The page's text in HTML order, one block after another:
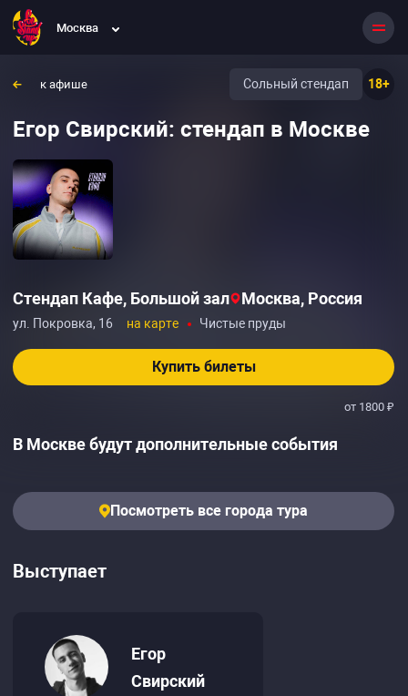
Москва
к афише 18+
Сольный стендап
Егор Свирский: стендап в Москве
Стендап Кафе, Большой зал Москва, Россия
ул. Покровка, 16 на карте Чистые пруды
Купить билеты
от 1800 ₽
В Москве будут дополнительные события
Посмотреть все города тура
Выступает
Егор
Свирский